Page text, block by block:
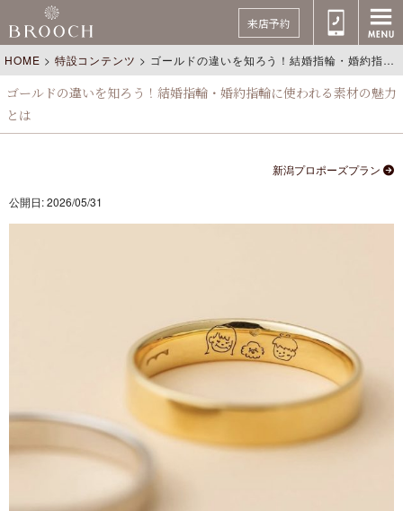
来店予約
HOME > 特設コンテンツ > ゴールドの違いを知ろう！結婚指輪・婚約指輪に使われる素材の魅力とは
ゴールドの違いを知ろう！結婚指輪・婚約指輪に使われる素材の魅力
とは
新潟プロポーズプラン
公開日: 2026/05/31